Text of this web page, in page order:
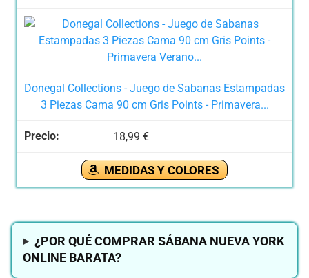
Donegal Collections - Juego de Sabanas Estampadas
3 Piezas Cama 90 cm Gris Points - Primavera...
18,99 €
MEDIDAS Y COLORES
¿POR QUÉ COMPRAR SÁBANA NUEVA YORK
ONLINE BARATA?